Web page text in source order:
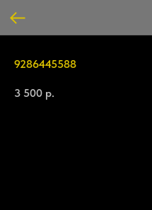
9286445588
3 500 р.